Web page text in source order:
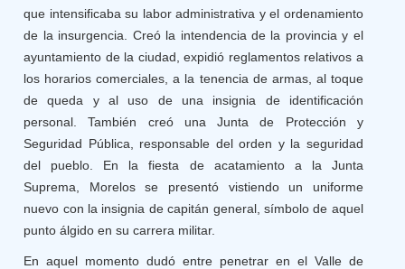
que intensificaba su labor administrativa y el ordenamiento
de la insurgencia. Creó la intendencia de la provincia y el
ayuntamiento de la ciudad, expidió reglamentos relativos a
los horarios comerciales, a la tenencia de armas, al toque
de queda y al uso de una insignia de identificación
personal. También creó una Junta de Protección y
Seguridad Pública, responsable del orden y la seguridad
del pueblo. En la fiesta de acatamiento a la Junta
Suprema, Morelos se presentó vistiendo un uniforme
nuevo con la insignia de capitán general, símbolo de aquel
punto álgido en su carrera militar.
En aquel momento dudó entre penetrar en el Valle de